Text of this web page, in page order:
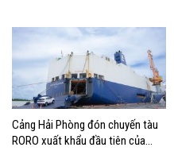
Cảng Hải Phòng đón chuyến tàu
RORO xuất khẩu đầu tiên của